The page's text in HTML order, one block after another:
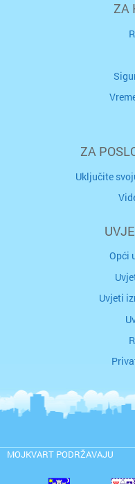
ZA
ZA
Uključite
Opći
Uvjeti
MOJKVART PODRŽAVAJU